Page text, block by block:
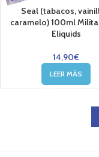
Seal (tabacos,
caramelo) 100ml
Eliquids
14,90€
LEER MÁS